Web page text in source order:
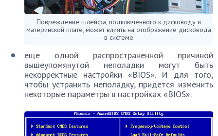
Повреждение шлейфа, подключенного к дисководу и
материнской плате, может влиять на отображение дисковода
в системе
еще одной распространенной причиной
вышеупомянутой неполадки могут быть
некорректные настройки «BIOS». И для того,
чтобы устранить неполадку, придется изменить
некоторые параметры в настройках «BIOS».